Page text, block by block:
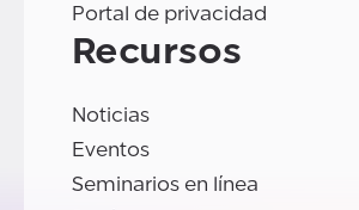
Portal de privacidad
Recursos
Noticias
Eventos
Seminarios en línea